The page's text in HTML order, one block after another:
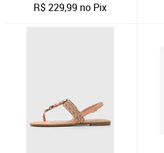
R$229,99 no Pix